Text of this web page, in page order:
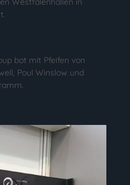
bot mit Pfeifen von
Poul Winslow und